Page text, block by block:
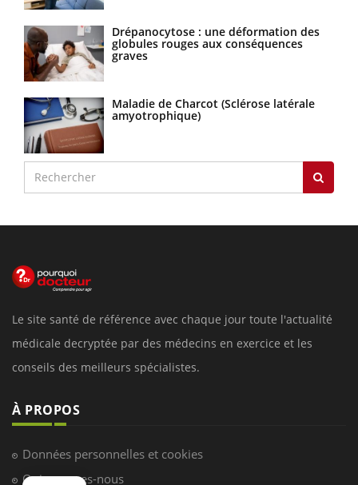
Drépanocytose : une déformation des
globules rouges aux conséquences
graves
Maladie de Charcot (Sclérose latérale
amyotrophique)
Le site santé de référence avec chaque jour toute l'actualité
médicale decryptée par des médecins en exercice et les
conseils des meilleurs spécialistes.
À PROPOS
Données personnelles et cookies
Qui sommes-nous